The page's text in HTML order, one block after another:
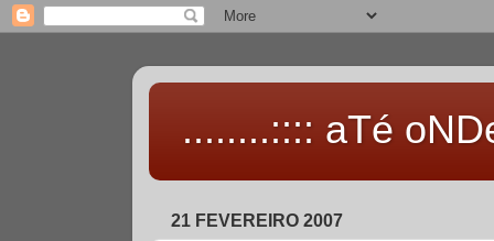
........:::: aTé
21 FEVEREIRO 2007